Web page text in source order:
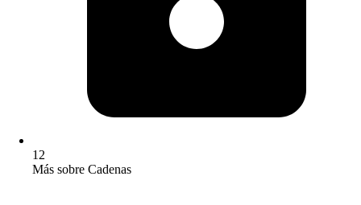
12
Más sobre Cadenas